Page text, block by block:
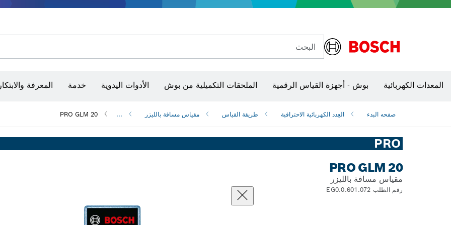
البحث
المعدات الكهربائية بوش - أجهزة القياس الرقمية الملحقات التكميلية من بوش الأدوات اليدوية خدمة المعرفة والابتكار
صفحه البدء العِدد الكهربائية الاحترافية طريقة القياس مقياس مسافة بالليزر ...
PRO GLM 20
PRO
PRO GLM 20
مقياس مسافة بالليزر
رقم الطلب 0.601.072.EG0